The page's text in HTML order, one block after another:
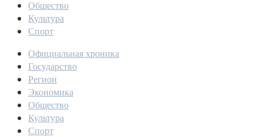
Общество
Культура
Спорт
Официальная хроника
Государство
Регион
Экономика
Общество
Культура
Спорт